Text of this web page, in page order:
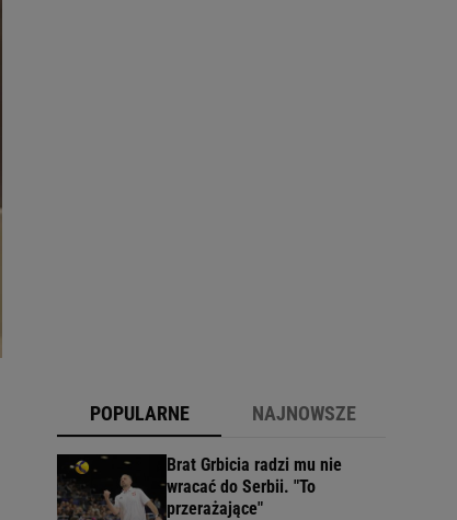
POPULARNE NAJNOWSZE
Brat Grbicia radzi mu nie
wracać do Serbii. "To
przerażające"